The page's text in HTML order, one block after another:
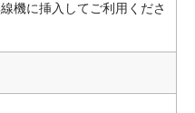
機に挿入してご利用くださ